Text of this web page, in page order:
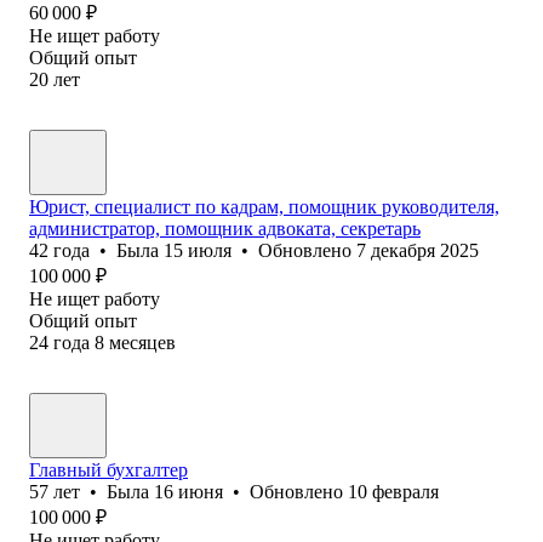
60 000 ₽
Не ищет работу
Общий опыт
20 лет
Юрист, специалист по кадрам, помощник руководителя,
администратор, помощник адвоката, секретарь
42 года • Была 15 июля • Обновлено 7 декабря 2025
100 000 ₽
Не ищет работу
Общий опыт
24 года 8 месяцев
Главный бухгалтер
57 лет • Была 16 июня • Обновлено 10 февраля
100 000 ₽